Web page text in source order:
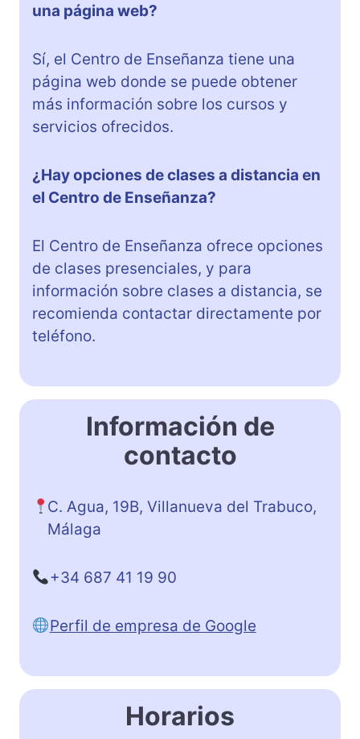
una página web?
Sí, el Centro de Enseñanza tiene una
página web donde se puede obtener
más información sobre los cursos y
servicios ofrecidos.
¿Hay opciones de clases a distancia en
el Centro de Enseñanza?
El Centro de Enseñanza ofrece opciones
de clases presenciales, y para
información sobre clases a distancia, se
recomienda contactar directamente por
teléfono.
Información de
contacto
C. Agua, 19B, Villanueva del Trabuco,
Málaga
+34 687 41 19 90
Perfil de empresa de Google
Horarios